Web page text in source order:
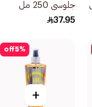
جلوسي 250 مل
37.95
5%
off
+